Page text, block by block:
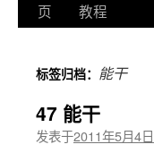
至
文
页
教程
标签归档： 能干
47 能干
发表于2011年5月4日